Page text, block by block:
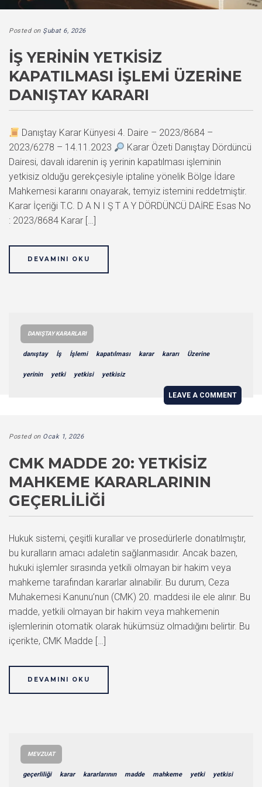
Posted on Şubat 6, 2026
İŞ YERININ YETKISIZ
KAPATILMASI İŞLEMI ÜZERINE
DANIŞTAY KARARI
Danıştay Karar Künyesi 4. Daire – 2023/8684 –
2023/6278 – 14.11.2023
Karar Özeti Danıştay Dördüncü
Dairesi, davalı idarenin iş yerinin kapatılması işleminin
yetkisiz olduğu gerekçesiyle iptaline yönelik Bölge İdare
Mahkemesi kararını onayarak, temyiz istemini reddetmiştir.
Karar İçeriği T.C. D A N I Ş T A Y DÖRDÜNCÜ DAİRE Esas No
: 2023/8684 Karar […]
DEVAMINI OKU
DANIŞTAY KARARLARI
danıştay İş İşlemi kapatılması karar kararı Üzerine
yerinin yetki yetkisi yetkisiz
LEAVE A COMMENT
Posted on Ocak 1, 2026
CMK MADDE 20: YETKISIZ
MAHKEME KARARLARININ
GEÇERLILIĞI
Hukuk sistemi, çeşitli kurallar ve prosedürlerle donatılmıştır,
bu kuralların amacı adaletin sağlanmasıdır. Ancak bazen,
hukuki işlemler sırasında yetkili olmayan bir hakim veya
mahkeme tarafından kararlar alınabilir. Bu durum, Ceza
Muhakemesi Kanunu’nun (CMK) 20. maddesi ile ele alınır. Bu
madde, yetkili olmayan bir hakim veya mahkemenin
işlemlerinin otomatik olarak hükümsüz olmadığını belirtir. Bu
içerikte, CMK Madde […]
DEVAMINI OKU
MEVZUAT
geçerliliği karar kararlarının madde mahkeme yetki yetkisi